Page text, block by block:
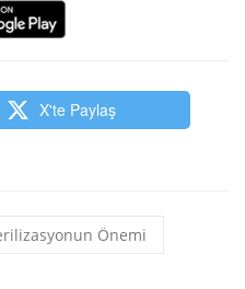
X'te Paylaş
Önemi